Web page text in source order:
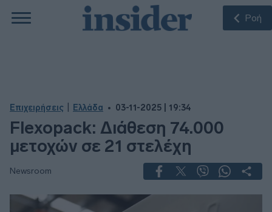
Ροή
Επιχειρήσεις Ελλάδα 03-11-2025 | 19:34
Flexopack: Διάθεση 74.000
μετοχών σε 21 στελέχη
Newsroom